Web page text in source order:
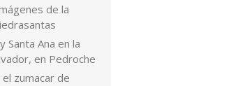
de la
Santa Ana en la
en Pedroche
zumacar de